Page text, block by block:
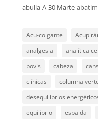
abulia A-30 Marte
Acu-colgante
analgesia
analítica
bovis
cabeza
clínicas
columna
desequilibrios
equilibrio
espalda